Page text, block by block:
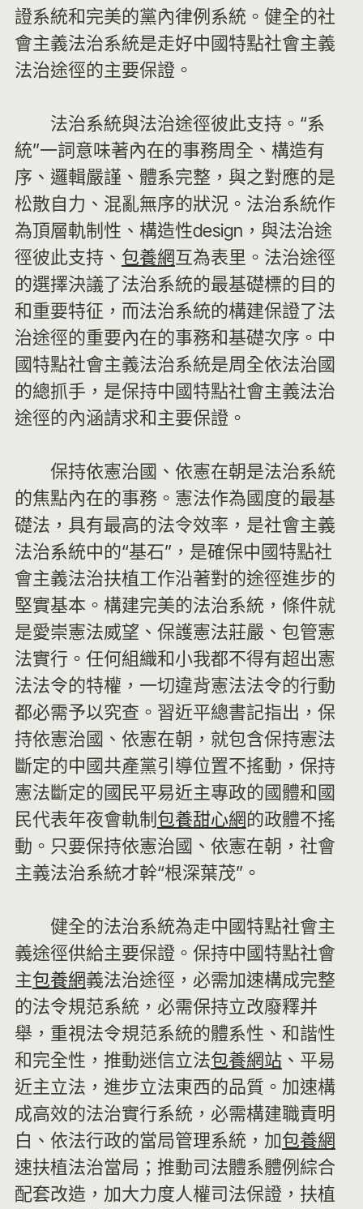
證系統和完美的黨內律例系統。健全的社
會主義法治系統是走好中國特點社會主義
法治途徑的主要保證。
法治系統與法治途徑彼此支持。“系
統”一詞意味著內在的事務周全、構造有
序、邏輯嚴謹、體系完整，與之對應的是
松散自力、混亂無序的狀況。法治系統作
為頂層軌制性、構造性design，與法治途
徑彼此支持、 包養網互為表里。法治途徑
的選擇決議了法治系統的最基礎標的目的
和重要特征，而法治系統的構建保證了法
治途徑的重要內在的事務和基礎次序。中
國特點社會主義法治系統是周全依法治國
的總抓手，是保持中國特點社會主義法治
途徑的內涵請求和主要保證。
保持依憲治國、依憲在朝是法治系統
的焦點內在的事務。憲法作為國度的最基
礎法，具有最高的法令效率，是社會主義
法治系統中的“基石”，是確保中國特點社
會主義法治扶植工作沿著對的途徑進步的
堅實基本。構建完美的法治系統，條件就
是愛崇憲法威望、保護憲法莊嚴、包管憲
法實行。任何組織和小我都不得有超出憲
法法令的特權，一切違背憲法法令的行動
都必需予以究查。習近平總書記指出，保
持依憲治國、依憲在朝，就包含保持憲法
斷定的中國共產黨引導位置不搖動，保持
憲法斷定的國民平易近主專政的國體和國
民代表年夜會軌制 包養甜心網的政體不搖
動。只要保持依憲治國、依憲在朝，社會
主義法治系統才幹“根深葉茂”。
健全的法治系統為走中國特點社會主
義途徑供給主要保證。保持中國特點社會
主包養網義法治途徑，必需加速構成完整
的法令規范系統，必需保持立改廢釋并
舉，重視法令規范系統的體系性、和諧性
和完全性，推動迷信立法包養網站 、平易
近主立法，進步立法東西的品質。加速構
成高效的法治實行系統，必需構建職責明
白、依法行政的當局管理系統，加包養網
速扶植法治當局；推動司法體系體例綜合
配套改造，加大力度人權司法保證，扶植